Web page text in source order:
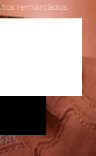
remarcados